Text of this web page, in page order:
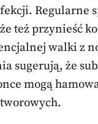
Regularne
też przynieść
walki z
sugerują, że
mogą